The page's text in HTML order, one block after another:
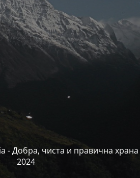
- Добра, чиста и правична храна
2024